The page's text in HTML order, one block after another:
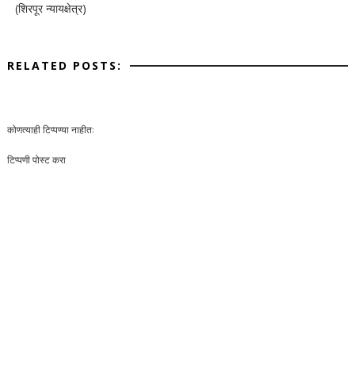
(शिरपूर न्यायक्षेत्र)
RELATED POSTS:
कोणत्याही टिप्पण्‍या नाहीत:
टिप्पणी पोस्ट करा